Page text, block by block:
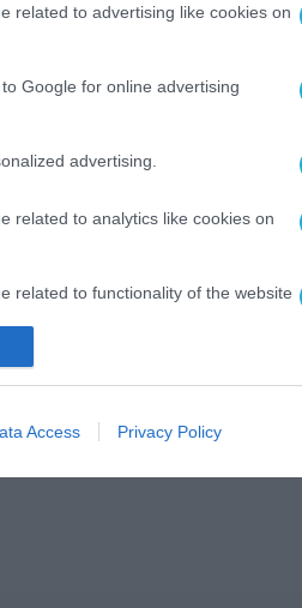
related to advertising like cookies on
Google for online advertising
advertising.
related to analytics like cookies on
related to functionality of the website
related to personalization.
related to security, including
Access Privacy Policy
τις 638.000 οι
Ενιαία Ενίσχυση